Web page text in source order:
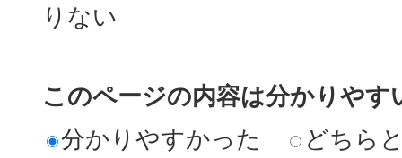
りない
このページの内容は分かりやす
分かりやすかった
どちら